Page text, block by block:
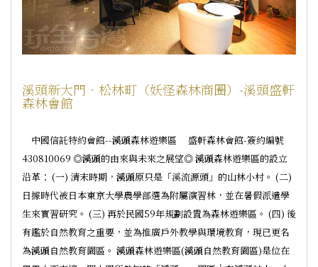
溪頭新大門‧松林町（妖怪森林商圈）-溪頭盛軒
森林會館
中國信託特約會館--溪頭森林遊樂區 盛軒森林會館-簽約編號
430810069 ◎溪頭的由來與未來之展望◎溪頭森林遊樂區的設立
沿革： (一) 清末時期， 溪頭原只是「溪流源頭」的山林小村。 (二)
日據時代被日本東京大學農學部選為附屬演習林，並在暑假派遣學
生來實習研究。 (三) 再於民國59年規劃設置為森林遊樂區。 (四) 後
有鑑於自然教育之重要，並為推廣戶外教學與環境教育，現已更名
為溪頭自然教育園區。 溪頭森林遊樂區(溪頭自然教育園區)是位在